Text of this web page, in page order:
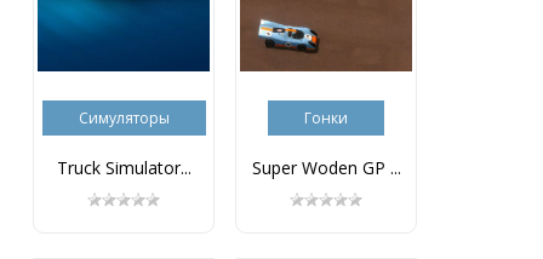
Симуляторы
Truck Simulator...
Гонки
Super Woden GP ...